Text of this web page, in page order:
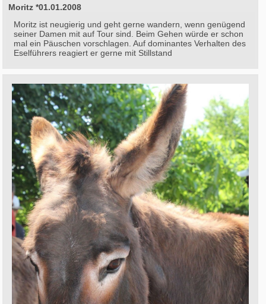
Moritz *01.01.2008
Moritz ist neugierig und geht gerne wandern, wenn genügend
seiner Damen mit auf Tour sind. Beim Gehen würde er schon
mal ein Päuschen vorschlagen. Auf dominantes Verhalten des
Eselführers reagiert er gerne mit Stillstand